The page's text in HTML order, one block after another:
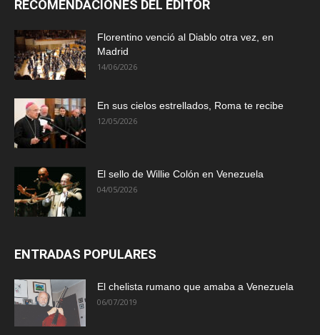
RECOMENDACIONES DEL EDITOR
Florentino venció al Diablo otra vez, en
Madrid
14/06/2026
En sus cielos estrellados, Roma te recibe
12/05/2026
El sello de Willie Colón en Venezuela
04/05/2026
ENTRADAS POPULARES
El chelista rumano que amaba a Venezuela
06/07/2019